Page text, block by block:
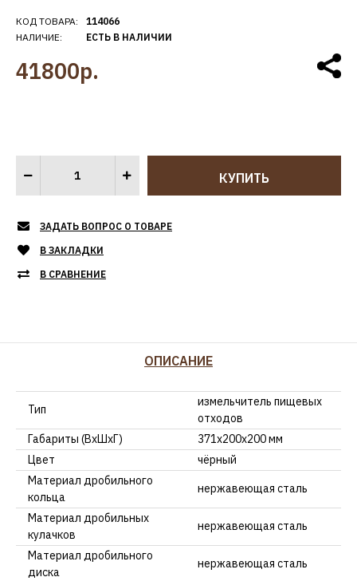
КОД ТОВАРА:
НАЛИЧИЕ:
114066
ЕСТЬ В НАЛИЧИИ
41800р.
ЗАДАТЬ ВОПРОС О ТОВАРЕ
В ЗАКЛАДКИ
В СРАВНЕНИЕ
ОПИСАНИЕ
Тип
измельчитель пищевых
отходов
Габариты (ВхШхГ)
371х200х200 мм
Цвет
чёрный
Материал дробильного
кольца
нержавеющая сталь
Материал дробильных
кулачков
нержавеющая сталь
Материал дробильного
диска
нержавеющая сталь